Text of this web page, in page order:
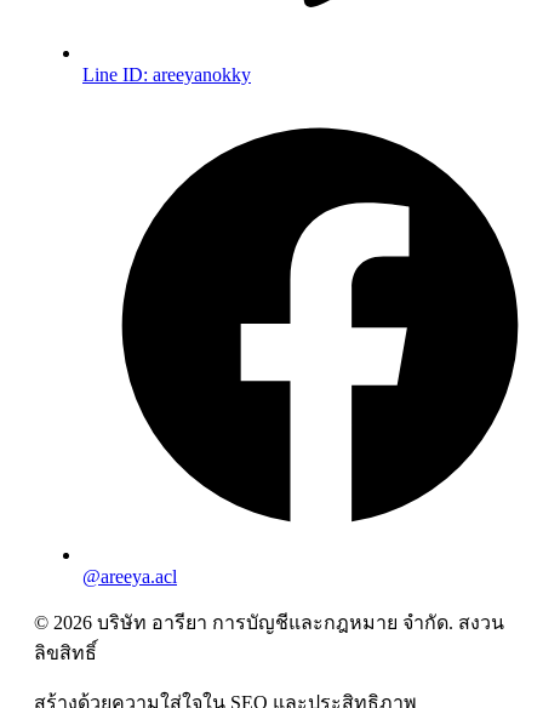
Line ID: areeyanokky
@areeya.acl
© 2026 บริษัท อารียา การบัญชีและกฎหมาย จำกัด. สงวน
ลิขสิทธิ์
สร้างด้วยความใส่ใจใน SEO และประสิทธิภาพ